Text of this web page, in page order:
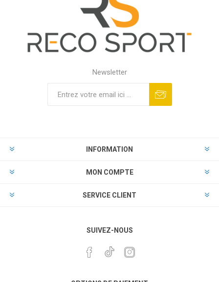
Newsletter
INFORMATION
MON COMPTE
SERVICE CLIENT
SUIVEZ-NOUS